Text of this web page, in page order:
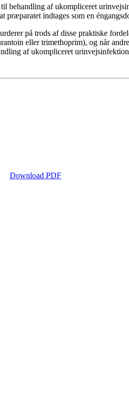
behandling af ukompliceret
indtages som en
på trods af disse praktiske
eller trimethoprim), og når
af ukompliceret
Download PDF